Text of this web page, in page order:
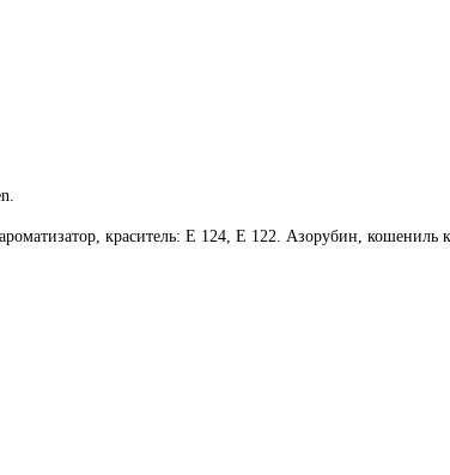
краситель: Е 124, Е 122. Азорубин, кошениль